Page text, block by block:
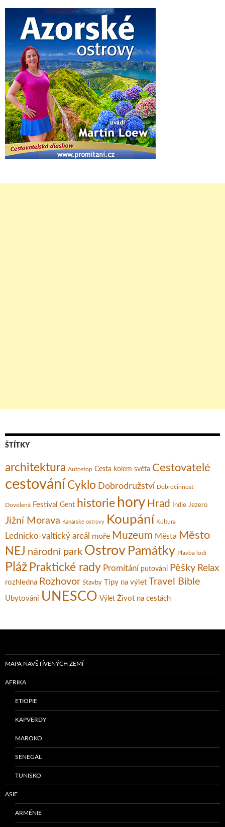
ŠTÍTKY
architektura Autostop Cesta kolem světa Cestovatelé
cestování Cyklo Dobrodružství Dobročinnost
Dovolená Festival Gent historie hory Hrad Indie Jezero
Jižní Morava Kanárské ostrovy Koupání Kultura
Lednicko-valtický areál moře Muzeum Města Město
NEJ národní park Ostrov Památky Plavba lodí
Pláž Praktické rady Promítání putování Pěšky Relax
rozhledna Rozhovor Stavby Tipy na výlet Travel Bible
Ubytování UNESCO Výlet Život na cestách
MAPA NAVŠTÍVENÝCH ZEMÍ
AFRIKA
ETIOPIE
KAPVERDY
MAROKO
SENEGAL
TUNISKO
ASIE
ARMÉNIE